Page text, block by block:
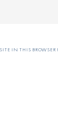
IN THIS BROWSER